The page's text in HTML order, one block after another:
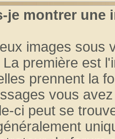
je montrer une
images sous
première est
prennent la
vous
ci peut se